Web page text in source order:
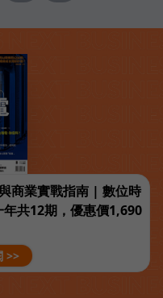
商業實戰指南 | 數位時
共12期，優惠價1,690
>>